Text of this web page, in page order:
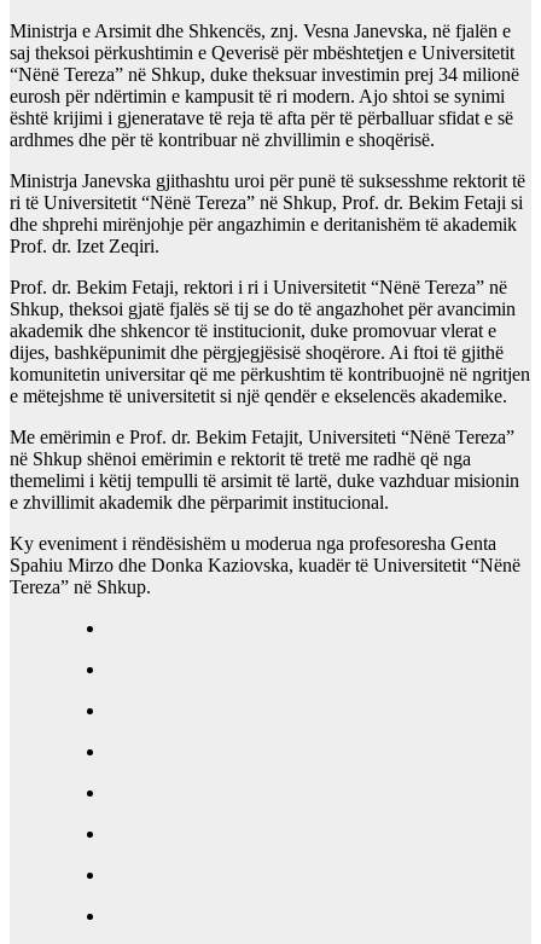
Ministrja e Arsimit dhe Shkencës, znj. Vesna Janevska, në fjalën e
saj theksoi përkushtimin e Qeverisë për mbështetjen e Universitetit
“Nënë Tereza” në Shkup, duke theksuar investimin prej 34 milionë
eurosh për ndërtimin e kampusit të ri modern. Ajo shtoi se synimi
është krijimi i gjeneratave të reja të afta për të përballuar sfidat e së
ardhmes dhe për të kontribuar në zhvillimin e shoqërisë.
Ministrja Janevska gjithashtu uroi për punë të suksesshme rektorit të
ri të Universitetit “Nënë Tereza” në Shkup, Prof. dr. Bekim Fetaji si
dhe shprehi mirënjohje për angazhimin e deritanishëm të akademik
Prof. dr. Izet Zeqiri.
Prof. dr. Bekim Fetaji, rektori i ri i Universitetit “Nënë Tereza” në
Shkup, theksoi gjatë fjalës së tij se do të angazhohet për avancimin
akademik dhe shkencor të institucionit, duke promovuar vlerat e
dijes, bashkëpunimit dhe përgjegjësisë shoqërore. Ai ftoi të gjithë
komunitetin universitar që me përkushtim të kontribuojnë në ngritjen
e mëtejshme të universitetit si një qendër e ekselencës akademike.
Me emërimin e Prof. dr. Bekim Fetajit, Universiteti “Nënë Tereza”
në Shkup shënoi emërimin e rektorit të tretë me radhë që nga
themelimi i këtij tempulli të arsimit të lartë, duke vazhduar misionin
e zhvillimit akademik dhe përparimit institucional.
Ky eveniment i rëndësishëm u moderua nga profesoresha Genta
Spahiu Mirzo dhe Donka Kaziovska, kuadër të Universitetit “Nënë
Tereza” në Shkup.